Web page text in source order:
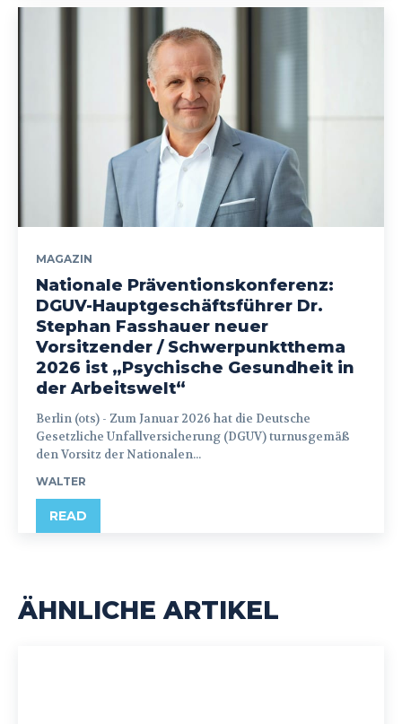
MAGAZIN
Nationale Präventionskonferenz:
DGUV-Hauptgeschäftsführer Dr.
Stephan Fasshauer neuer
Vorsitzender / Schwerpunktthema
2026 ist „Psychische Gesundheit in
der Arbeitswelt“
Berlin (ots) - Zum Januar 2026 hat die Deutsche
Gesetzliche Unfallversicherung (DGUV) turnusgemäß
den Vorsitz der Nationalen...
WALTER
READ
ÄHNLICHE ARTIKEL